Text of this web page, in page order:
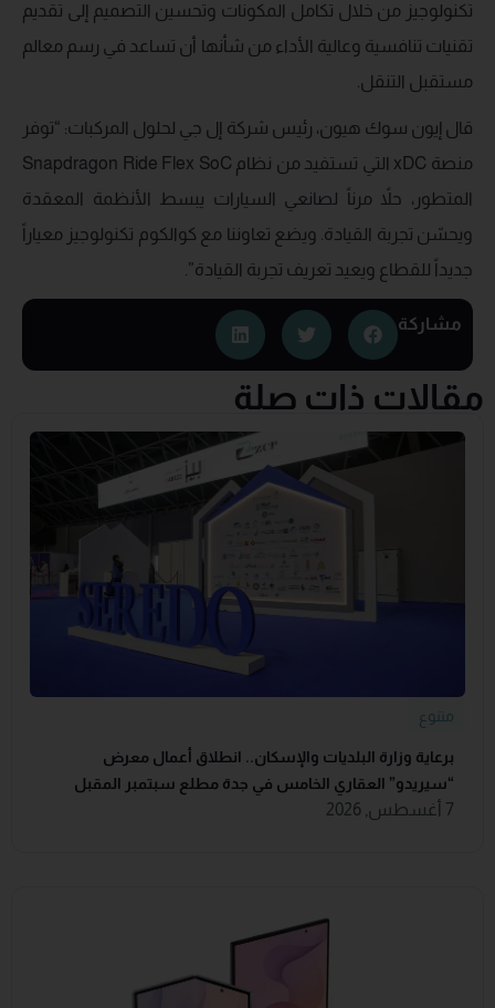
تكنولوجيز من خلال تكامل المكونات وتحسين التصميم إلى تقديم
تقنيات تنافسية وعالية الأداء من شأنها أن تساعد في رسم معالم
مستقبل التنقل.
قال إيون سوك هيون، رئيس شركة إل جي لحلول المركبات: “توفر
منصة xDC التي تستفيد من نظام Snapdragon Ride Flex SoC
المتطور، حلاً مرناً لصانعي السيارات يبسط الأنظمة المعقدة
ويحسّن تجربة القيادة. ويضع تعاوننا مع كوالكوم تكنولوجيز معياراً
جديداً للقطاع ويعيد تعريف تجربة القيادة”.
مشاركة
مقالات ذات صلة
متنوع
برعاية وزارة البلديات والإسكان.. انطلاق أعمال معرض
“سيريدو” العقاري الخامس في جدة مطلع سبتمبر المقبل
7 أغسطس, 2026